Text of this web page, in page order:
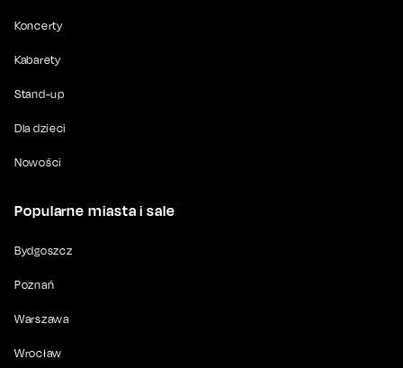
Koncerty
Kabarety
Stand-up
Dla dzieci
Nowości
Popularne miasta i sale
Bydgoszcz
Poznań
Warszawa
Wrocław